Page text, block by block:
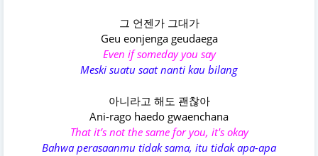
그 언젠가 그대가
Geu eonjenga geudaega
Even if someday you say
Meski suatu saat nanti kau bilang
아니라고 해도 괜찮아
Ani-rago haedo gwaenchana
That it’s not the same for you, it's okay
Bahwa perasaanmu tidak sama, itu tidak apa-apa